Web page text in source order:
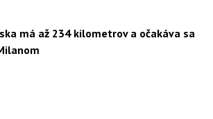
má až 234 kilometrov a očakáva sa